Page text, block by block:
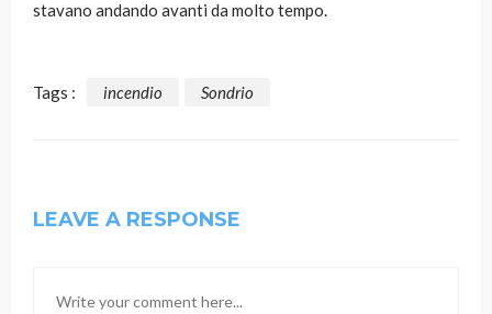
stavano andando avanti da molto tempo.
Tags : incendio Sondrio
LEAVE A RESPONSE